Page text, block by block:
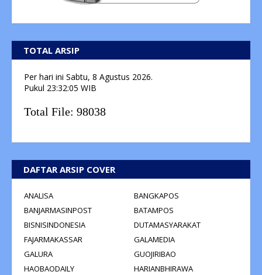
TOTAL ARSIP
Per hari ini Sabtu, 8 Agustus 2026.
Pukul 23:32:06 WIB
Total File: 98038
DAFTAR ARSIP COVER
ANALISA
BANGKAPOS
BANJARMASINPOST
BATAMPOS
BISNISINDONESIA
DUTAMASYARAKAT
FAJARMAKASSAR
GALAMEDIA
GALURA
GUOJIRIBAO
HAOBAODAILY
HARIANBHIRAWA